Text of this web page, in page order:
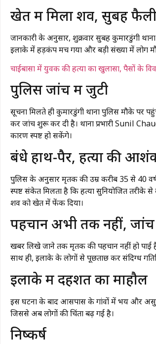
खेत में मिला शव, सुबह
जानकारी के अनुसार, शुक्रवार सुबह कुमारडुंगी
इलाके में हड़कंप मच गया और बड़ी संख्या में लोग
चाईबासा में युवक की हत्या का खुलासा, पैसों के
पुलिस जांच में जुटी
सूचना मिलते ही कुमारडुंगी थाना पुलिस मौके पर
कर जांच शुरू कर दी है। थाना प्रभारी Sunil
कारण स्पष्ट हो सकेंगे।
बंधे हाथ-पैर, हत्या की
पुलिस के अनुसार मृतक की उम्र करीब 35 से 40
स्पष्ट संकेत मिलता है कि हत्या सुनियोजित तरीके
शव को खेत में फेंक दिया।
पहचान अभी तक नहीं, जांच
खबर लिखे जाने तक मृतक की पहचान नहीं हो पाई
साथ ही, इलाके के लोगों से पूछताछ कर संदिग्ध
इलाके में दहशत का माहौल
इस घटना के बाद आसपास के गांवों में भय और
जिससे अब लोगों की चिंता बढ़ गई है।
निष्कर्ष